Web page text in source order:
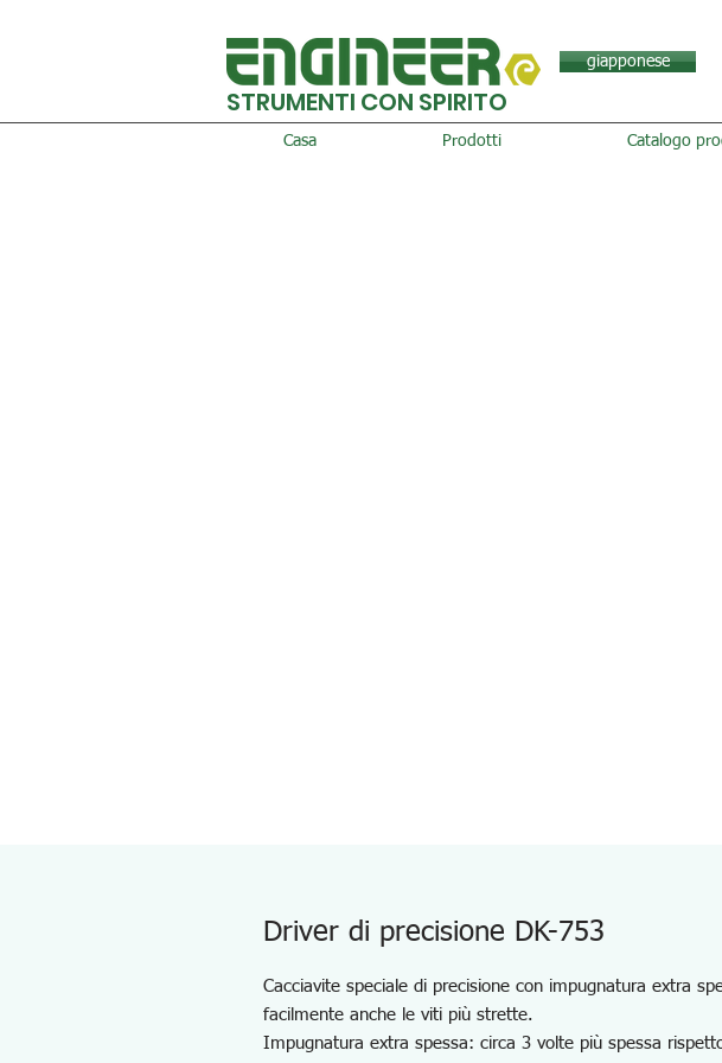
giapponese
STRUMENTI CON SPIRITO
Casa Prodotti Catalogo
Driver di precisione DK-753
Cacciavite speciale di precisione con impugnatura extra
facilmente anche le viti più strette.
Impugnatura extra spessa: circa 3 volte più spessa